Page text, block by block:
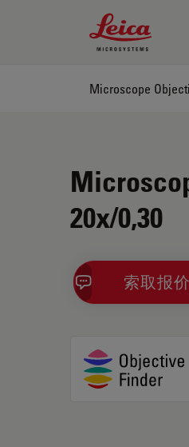
Leica
Microscope
20x/0,30
索取报价